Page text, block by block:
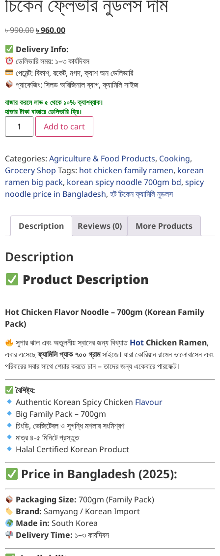
৳990.00৳960.00
Delivery Info:
ডেলিভারি সময়: ১–৩ কার্যদিবস
পেমেন্ট: বিকাশ, রকেট, নগদ, ক্যাশ অন ডেলিভারি
প্যাকেজিং: সিলড অরিজিনাল ব্যাগ, ফ্যামিলি সাইজ
বাজার করলে লাভ ৫ থেকে ১০% ক্যাশব্যাক।
হাজার টাকা বাজারে ডেলিভারি ফ্রি।
Add to cart
Categories: Agriculture & Food Products, Cooking,
Grocery Shop Tags: hot chicken family ramen, korean
ramen big pack, korean spicy noodle 700gm bd, spicy
noodle price in Bangladesh, হট চিকেন ফ্যামিলি নুডলস
Description Reviews (0) More Products
Description
Product Description
Hot Chicken Flavor Noodle – 700gm (Korean Family
Pack)
সুপার ঝাল এবং অতুলনীয় স্বাদের জন্য বিখ্যাতHot Chicken Ramen,
এবার এসেছেফ্যামিলি প্যাক ৭০০ গ্রামসাইজে। যারা কোরিয়ান রামেন ভালোবাসেন এবং
পরিবারের সবার সাথে শেয়ার করতে চান – তাদের জন্য একেবারে পারফেক্ট।
বৈশিষ্ট্য:
Authentic Korean Spicy Chicken Flavour
Big Family Pack – 700gm
চিংড়ি, ভেজিটেবল ও সুগন্ধি মশলার সংমিশ্রণ
মাত্র ৪-৫ মিনিটে প্রস্তুত
Halal Certified Korean Product
Price in Bangladesh (2025):
Packaging Size: 700gm (Family Pack)
Brand: Samyang / Korean Import
Made in: South Korea
Delivery Time: ১–৩ কার্যদিবস